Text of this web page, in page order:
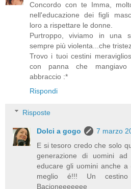
Concordo con te Imma,
nell'educazione dei figli
loro a rispettare le donne.
Purtroppo, viviamo in una
sempre più violenta...che
Trovo i tuoi cestini
con panna che mangiavo
abbraccio :*
Rispondi
Risposte
Dolci a gogo
7 marzo
E si tesoro credo che solo
generazione di uomini ad
educare gli uomini anche
meglio é!!! Un
Bacioneeeeeee